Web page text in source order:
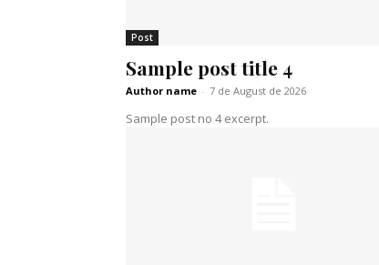
Post
Sample post title 4
Author name - 7 de August de 2026
Sample post no 4 excerpt.